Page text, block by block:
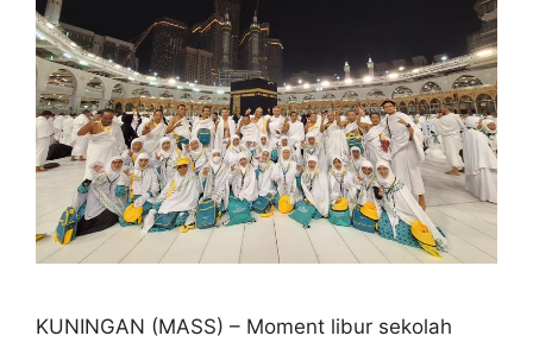
KUNINGAN (MASS) – Moment libur sekolah